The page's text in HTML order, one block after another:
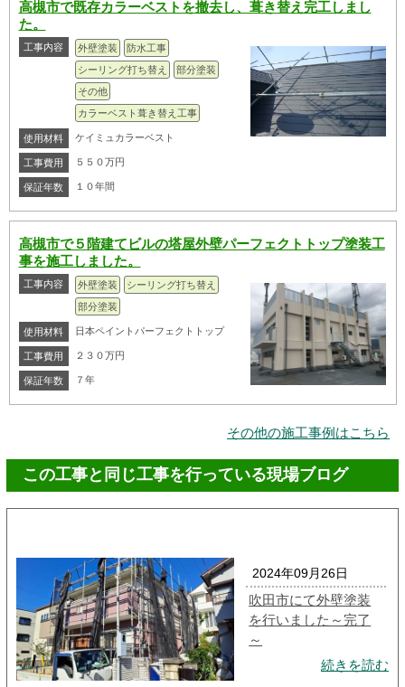
高槻市で既存カラーベストを撤去し、葺き替え完工しまし
た。
工事内容 外壁塗装
防水工事
シーリング打ち替え
部分塗装
その他
カラーベスト葺き替え工事
使用材料 ケイミュカラーベスト
工事費用 ５５０万円
保証年数 １０年間
高槻市で５階建てビルの塔屋外壁パーフェクトトップ塗装工
事を施工しました。
工事内容 外壁塗装
シーリング打ち替え
部分塗装
使用材料 日本ペイントパーフェクトトップ
工事費用 ２３０万円
保証年数 ７年
その他の施工事例はこちら
この工事と同じ工事を行っている現場ブログ
2024年09月26日
吹田市にて外壁塗装
を行いました～完了
～
続きを読む